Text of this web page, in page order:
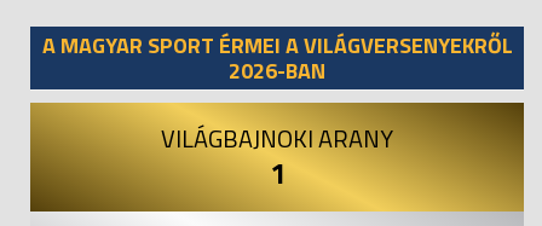
A MAGYAR SPORT ÉRMEI A VILÁGVERSENYEKRŐL
2026-BAN
VILÁGBAJNOKI ARANY
1